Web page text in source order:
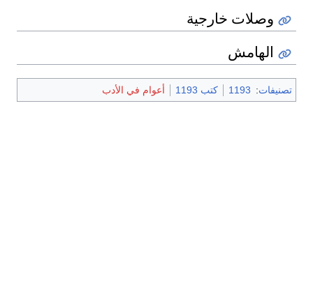
وصلات خارجية
الهامش
تصنيفات:
1193 كتب 1193 أعوام في الأدب